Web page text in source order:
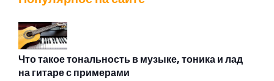
Памяти Рок-Н-Ролла
Что такое тональность в музыке, тоника и лад
на гитаре с примерами